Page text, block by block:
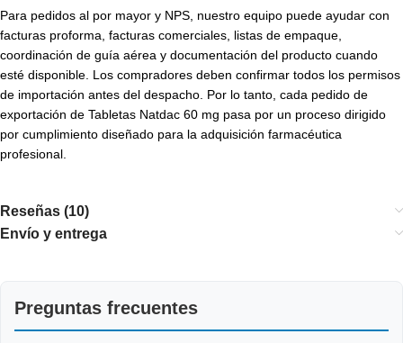
Para pedidos al por mayor y NPS, nuestro equipo puede ayudar con
facturas proforma, facturas comerciales, listas de empaque,
coordinación de guía aérea y documentación del producto cuando
esté disponible. Los compradores deben confirmar todos los permisos
de importación antes del despacho. Por lo tanto, cada pedido de
exportación de Tabletas Natdac 60 mg pasa por un proceso dirigido
por cumplimiento diseñado para la adquisición farmacéutica
profesional.
Reseñas (10)
Envío y entrega
Preguntas frecuentes